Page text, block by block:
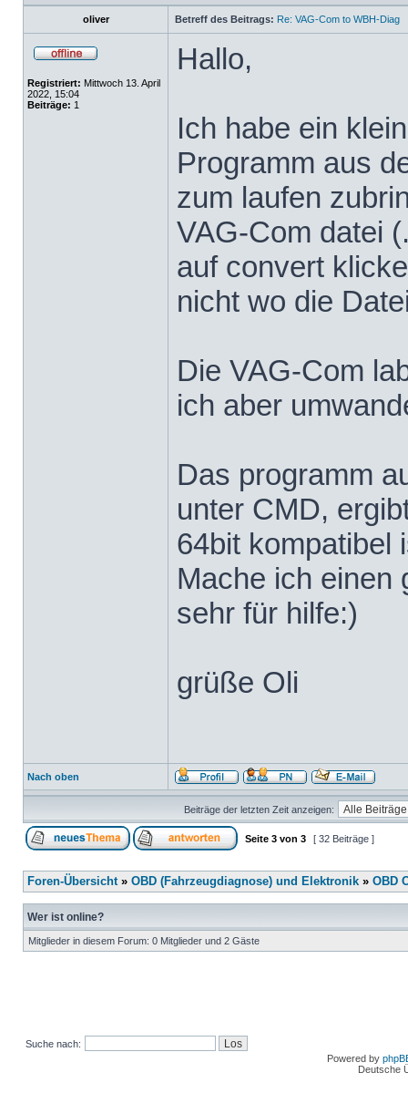
oliver Betreff des Beitrags: Re: VAG-Com to WBH-Diag
Registriert: Mittwoch 13. April
2022, 15:04
Beiträge: 1
Hallo,
Ich habe ein
Programm aus
zum laufen
VAG-Com datei
auf convert
nicht wo die
Die VAG-Com
ich aber
Das programm
unter CMD,
64bit kompatibel
Mache ich einen
sehr für hilfe:)
grüße Oli
Nach oben
Beiträge der letzten Zeit anzeigen:
Seite 3 von 3 [ 32 Beiträge ]
Foren-Übersicht» OBD (Fahrzeugdiagnose) und Elektronik » OBD
Wer ist online?
Mitglieder in diesem Forum: 0 Mitglieder und 2 Gäste
Suche nach:
Powered by
Deutsche